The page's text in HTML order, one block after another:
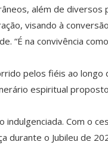
além de diversos
visando à
“É na convivência
pelos fiéis ao longo
espiritual
Com o
o Jubileu de